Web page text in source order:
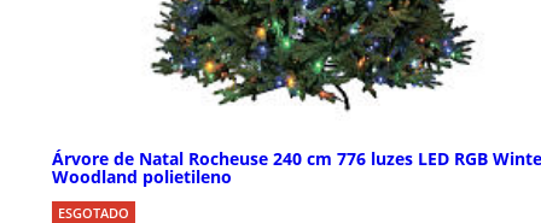
Árvore de Natal Rocheuse 240 cm 776 luzes LED RGB
Woodland polietileno
ESGOTADO